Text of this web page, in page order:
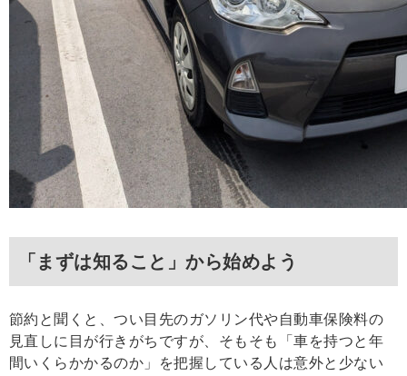
「まずは知ること」から始めよう
節約と聞くと、つい目先のガソリン代や自動車保険料の
見直しに目が行きがちですが、そもそも「車を持つと年
間いくらかかるのか」を把握している人は意外と少ない